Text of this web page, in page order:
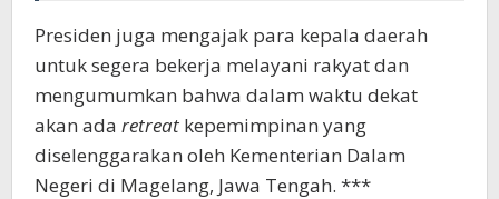
Presiden juga mengajak para kepala daerah
untuk segera bekerja melayani rakyat dan
mengumumkan bahwa dalam waktu dekat
akan ada retreat kepemimpinan yang
diselenggarakan oleh Kementerian Dalam
Negeri di Magelang, Jawa Tengah. ***